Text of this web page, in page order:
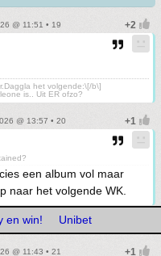
@ 11:51 • 19
het volgende:\[/b\]
is.. Uit ER ofzo?
@ 13:57 • 20
een album vol maar
naar het volgende WK.
en win! Unibet
@ 11:43 • 21